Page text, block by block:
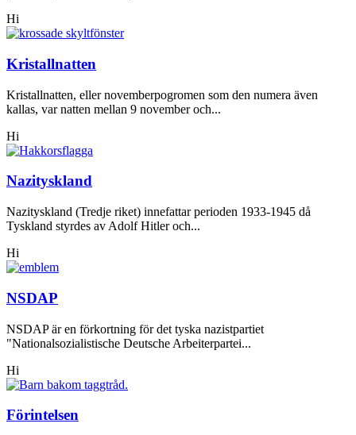
Hi
Kristallnatten
Kristallnatten, eller novemberpogromen som den numera även
kallas, var natten mellan 9 november och...
Hi
Nazityskland
Nazityskland (Tredje riket) innefattar perioden 1933-1945 då
Tyskland styrdes av Adolf Hitler och...
Hi
NSDAP
NSDAP är en förkortning för det tyska nazistpartiet
"Nationalsozialistische Deutsche Arbeiterpartei...
Hi
Förintelsen